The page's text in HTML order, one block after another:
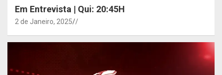
Em Entrevista | Qui: 20:45H
2 de Janeiro, 2025 /